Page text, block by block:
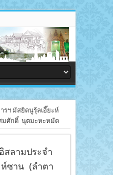
รฯ มัสยิดนูรุ้ลเอี๊ยะห์
มศักดิ์ นุตมะหะหมัด
สลามประจำ
ห์ซาน (ลำตา